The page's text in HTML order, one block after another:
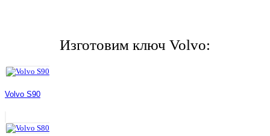
Изготовим ключ Volvo:
Volvo S90